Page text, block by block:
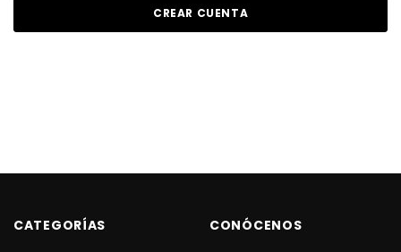
CREAR CUENTA
CATEGORÍAS CONÓCENOS